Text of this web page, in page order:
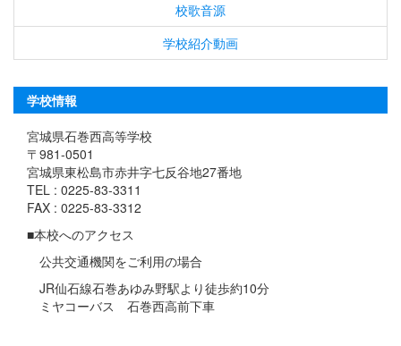
校歌音源
学校紹介動画
学校情報
宮城県石巻西高等学校
〒981-0501
宮城県東松島市赤井字七反谷地27番地
TEL : 0225-83-3311
FAX : 0225-83-3312
■本校へのアクセス
公共交通機関をご利用の場合
JR仙石線石巻あゆみ野駅より徒歩約10分
ミヤコーバス 石巻西高前下車